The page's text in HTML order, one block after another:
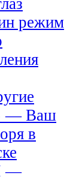
режим
— Ваш
в
—